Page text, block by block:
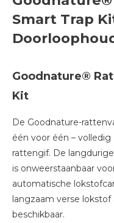
Smart Trap
Goodnature®
Kit
De Goodnature-
één voor één –
rattengif. De
is onweerstaanbaar
automatische
langzaam verse lokstof
beschikbaar.